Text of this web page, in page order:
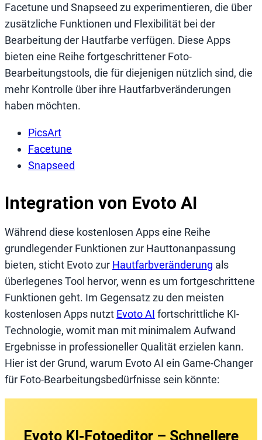
Facetune und Snapseed zu experimentieren, die über
zusätzliche Funktionen und Flexibilität bei der
Bearbeitung der Hautfarbe verfügen. Diese Apps
bieten eine Reihe fortgeschrittener Foto-
Bearbeitungstools, die für diejenigen nützlich sind, die
mehr Kontrolle über ihre Hautfarbveränderungen
haben möchten.
PicsArt
Facetune
Snapseed
Integration von Evoto AI
Während diese kostenlosen Apps eine Reihe
grundlegender Funktionen zur Hauttonanpassung
bieten, sticht Evoto zur Hautfarbveränderung als
überlegenes Tool hervor, wenn es um fortgeschrittene
Funktionen geht. Im Gegensatz zu den meisten
kostenlosen Apps nutzt Evoto AI fortschrittliche KI-
Technologie, womit man mit minimalem Aufwand
Ergebnisse in professioneller Qualität erzielen kann.
Hier ist der Grund, warum Evoto AI ein Game-Changer
für Foto-Bearbeitungsbedürfnisse sein könnte:
Evoto KI-Fotoeditor – Schnellere